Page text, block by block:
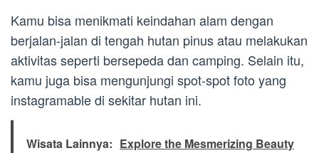
Kamu bisa menikmati keindahan alam dengan
berjalan-jalan di tengah hutan pinus atau melakukan
aktivitas seperti bersepeda dan camping. Selain itu,
kamu juga bisa mengunjungi spot-spot foto yang
instagramable di sekitar hutan ini.
Wisata Lainnya: Explore the Mesmerizing Beauty